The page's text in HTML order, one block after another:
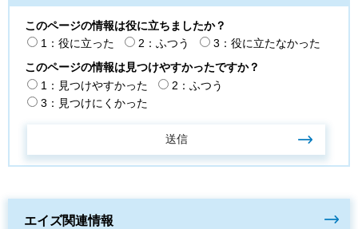
このページの情報は役に立ちましたか？
1：役に立った
2：ふつう
3：役に立たなかった
このページの情報は見つけやすかったですか？
1：見つけやすかった
2：ふつう
3：見つけにくかった
エイズ関連情報